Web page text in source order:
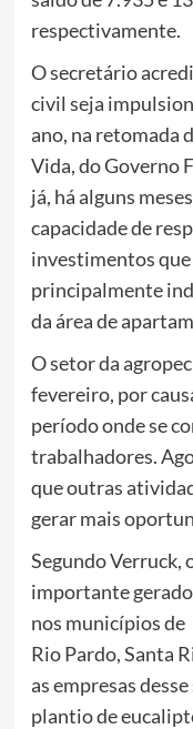
respectivamente.
O secretário
civil seja
ano, na retomada
Vida, do Governo
já, há alguns
capacidade de
investimentos
principalmente
da área de
O setor da
fevereiro, por
período onde se
trabalhadores.
que outras
gerar mais
Segundo Verruck,
importante
nos municípios de
Rio Pardo, Santa
as empresas
plantio de